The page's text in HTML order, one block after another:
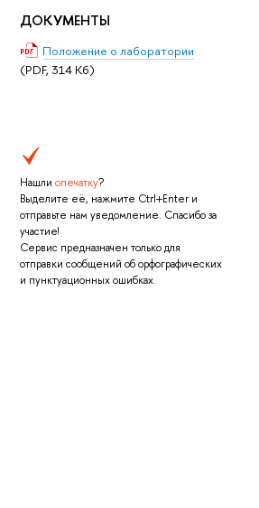
ДОКУМЕНТЫ
Положение о лаборатории
(PDF, 314 Кб)
Нашли опечатку?
Выделите её, нажмите Ctrl+Enter и
отправьте нам уведомление. Спасибо за
участие!
Сервис предназначен только для
отправки сообщений об орфографических
и пунктуационных ошибках.